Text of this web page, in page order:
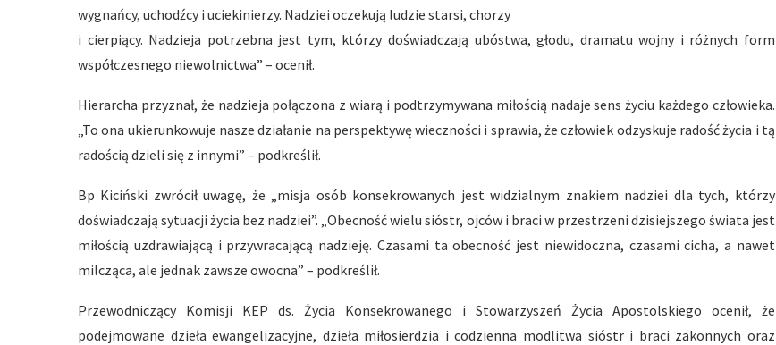
wygnańcy, uchodźcy i uciekinierzy. Nadziei oczekują ludzie starsi, chorzy
i cierpiący. Nadzieja potrzebna jest tym, którzy doświadczają ubóstwa, głodu, dramatu wojny i różnych form
współczesnego niewolnictwa” – ocenił.
Hierarcha przyznał, że nadzieja połączona z wiarą i podtrzymywana miłością nadaje sens życiu każdego człowieka.
„To ona ukierunkowuje nasze działanie na perspektywę wieczności i sprawia, że człowiek odzyskuje radość życia i tą
radością dzieli się z innymi” – podkreślił.
Bp Kiciński zwrócił uwagę, że „misja osób konsekrowanych jest widzialnym znakiem nadziei dla tych, którzy
doświadczają sytuacji życia bez nadziei”. „Obecność wielu sióstr, ojców i braci w przestrzeni dzisiejszego świata jest
miłością uzdrawiającą i przywracającą nadzieję. Czasami ta obecność jest niewidoczna, czasami cicha, a nawet
milcząca, ale jednak zawsze owocna” – podkreślił.
Przewodniczący Komisji KEP ds. Życia Konsekrowanego i Stowarzyszeń Życia Apostolskiego ocenił, że
podejmowane dzieła ewangelizacyjne, dzieła miłosierdzia i codzienna modlitwa sióstr i braci zakonnych oraz